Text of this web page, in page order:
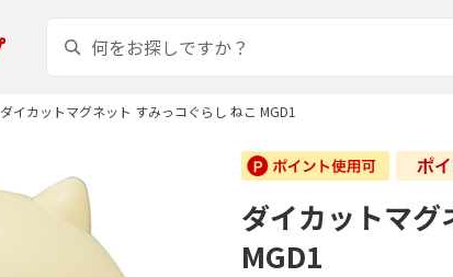
ダイカットマグネット すみっコぐらし ねこ MGD1
ダイカットマグ
MGD1